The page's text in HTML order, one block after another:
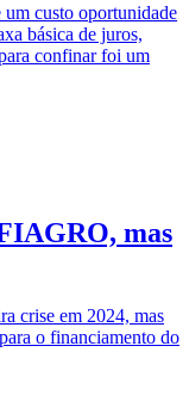
custo oportunidade
básica de juros,
confinar foi um
mas
crise em 2024, mas
o financiamento do